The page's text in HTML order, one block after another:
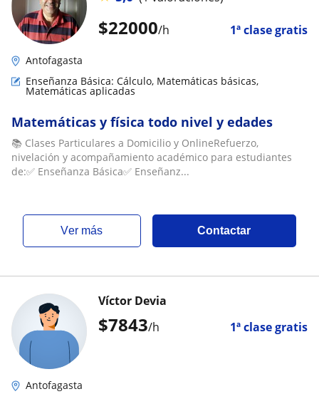
$22000/h 1ª clase gratis
Antofagasta
Enseñanza Básica: Cálculo, Matemáticas básicas,
Matemáticas aplicadas
Matemáticas y física todo nivel y edades
📚 Clases Particulares a Domicilio y OnlineRefuerzo,
nivelación y acompañamiento académico para estudiantes
de:✅ Enseñanza Básica✅ Enseñanz...
ver más Contactar
$7843/h 1ª clase gratis
Víctor Devia
Antofagasta